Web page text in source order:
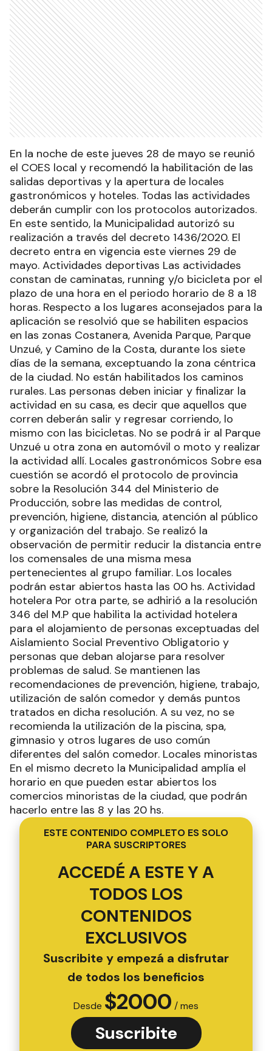
En la noche de este jueves 28 de mayo se reunió
el COES local y recomendó la habilitación de las
salidas deportivas y la apertura de locales
gastronómicos y hoteles. Todas las actividades
deberán cumplir con los protocolos autorizados.
En este sentido, la Municipalidad autorizó su
realización a través del decreto 1436/2020. El
decreto entra en vigencia este viernes 29 de
mayo. Actividades deportivas Las actividades
constan de caminatas, running y/o bicicleta por el
plazo de una hora en el periodo horario de 8 a 18
horas. Respecto a los lugares aconsejados para la
aplicación se resolvió que se habiliten espacios
en las zonas Costanera, Avenida Parque, Parque
Unzué, y Camino de la Costa, durante los siete
días de la semana, exceptuando la zona céntrica
de la ciudad. No están habilitados los caminos
rurales. Las personas deben iniciar y finalizar la
actividad en su casa, es decir que aquellos que
corren deberán salir y regresar corriendo, lo
mismo con las bicicletas. No se podrá ir al Parque
Unzué u otra zona en automóvil o moto y realizar
la actividad allí. Locales gastronómicos Sobre esa
cuestión se acordó el protocolo de provincia
sobre la Resolución 344 del Ministerio de
Producción, sobre las medidas de control,
prevención, higiene, distancia, atención al público
y organización del trabajo. Se realizó la
observación de permitir reducir la distancia entre
los comensales de una misma mesa
pertenecientes al grupo familiar. Los locales
podrán estar abiertos hasta las 00 hs. Actividad
hotelera Por otra parte, se adhirió a la resolución
346 del M.P que habilita la actividad hotelera
para el alojamiento de personas exceptuadas del
Aislamiento Social Preventivo Obligatorio y
personas que deban alojarse para resolver
problemas de salud. Se mantienen las
recomendaciones de prevención, higiene, trabajo,
utilización de salón comedor y demás puntos
tratados en dicha resolución. A su vez, no se
recomienda la utilización de la piscina, spa,
gimnasio y otros lugares de uso común
diferentes del salón comedor. Locales minoristas
En el mismo decreto la Municipalidad amplía el
horario en que pueden estar abiertos los
comercios minoristas de la ciudad, que podrán
hacerlo entre las 8 y las 20 hs.
ESTE CONTENIDO COMPLETO ES SOLO
PARA SUSCRIPTORES
ACCEDÉ A ESTE Y A
TODOS LOS
CONTENIDOS
EXCLUSIVOS
Suscribite y empezá a disfrutar
de todos los beneficios
Desde $2000 / mes
Suscribite